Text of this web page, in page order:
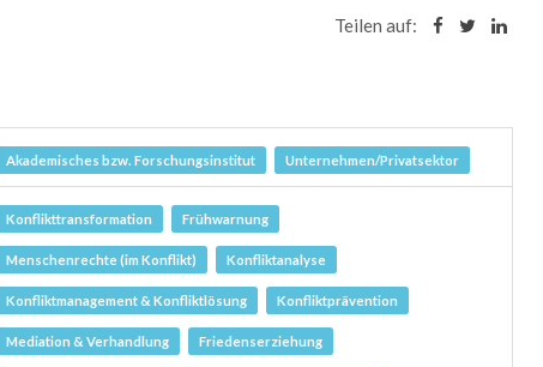
Teilen auf:
Akademisches bzw. Forschungsinstitut Unternehmen/Privatsektor
Konflikttransformation Frühwarnung
Menschenrechte (im Konflikt) Konfliktanalyse
Konfliktmanagement & Konfliktlösung Konfliktprävention
Mediation & Verhandlung Friedenserziehung